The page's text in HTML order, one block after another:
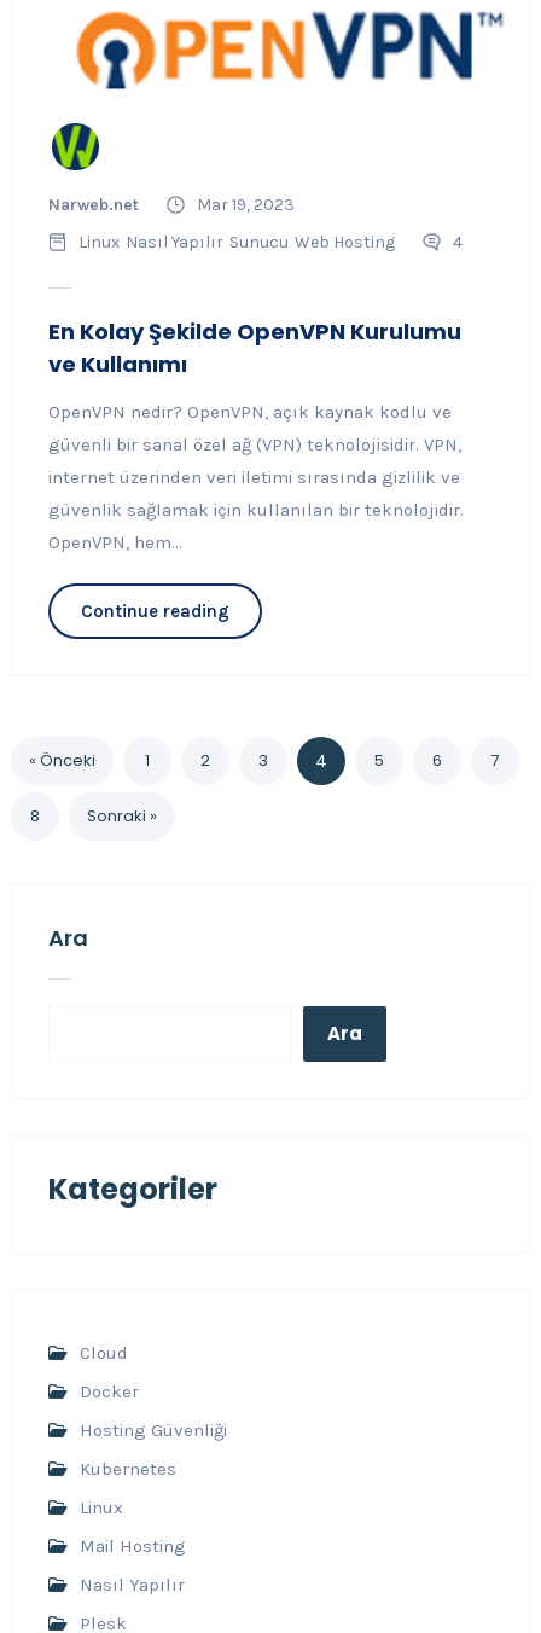
Narweb.net
Mar 19, 2023
Linux Nasıl Yapılır Sunucu Web Hosting 4
En Kolay Şekilde OpenVPN Kurulumu
ve Kullanımı
OpenVPN nedir? OpenVPN, açık kaynak kodlu ve
güvenli bir sanal özel ağ (VPN) teknolojisidir. VPN,
internet üzerinden veri iletimi sırasında gizlilik ve
güvenlik sağlamak için kullanılan bir teknolojidir.
OpenVPN, hem...
Continue reading
« Önceki 1 2 3 4 5 6 7
8 Sonraki »
Ara
Ara
Kategoriler
Cloud
Docker
Hosting Güvenliği
Kubernetes
Linux
Mail Hosting
Nasıl Yapılır
Plesk